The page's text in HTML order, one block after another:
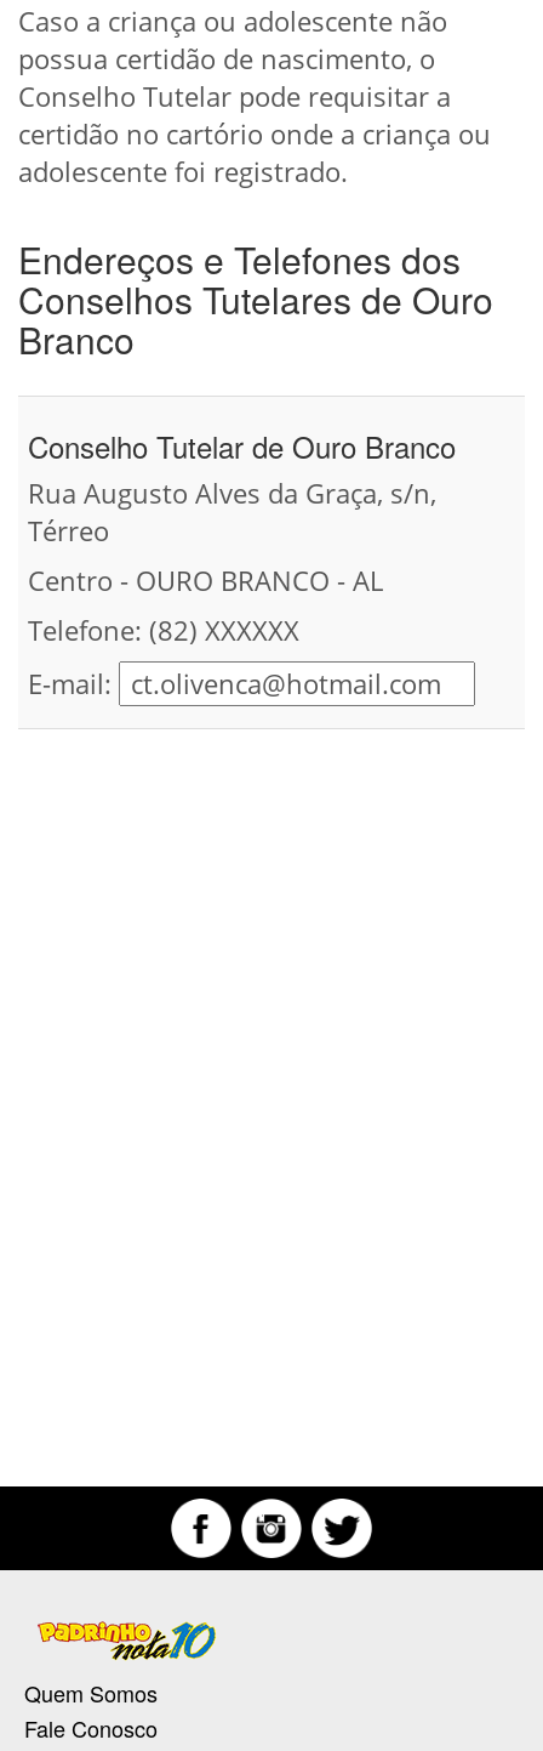
Caso a criança ou adolescente não
possua certidão de nascimento, o
Conselho Tutelar pode requisitar a
certidão no cartório onde a criança ou
adolescente foi registrado.
Endereços e Telefones dos
Conselhos Tutelares de Ouro
Branco
Conselho Tutelar de Ouro Branco
Rua Augusto Alves da Graça, s/n,
Térreo
Centro - OURO BRANCO - AL
Telefone: (82) XXXXXX
E-mail:
Quem Somos
Fale Conosco